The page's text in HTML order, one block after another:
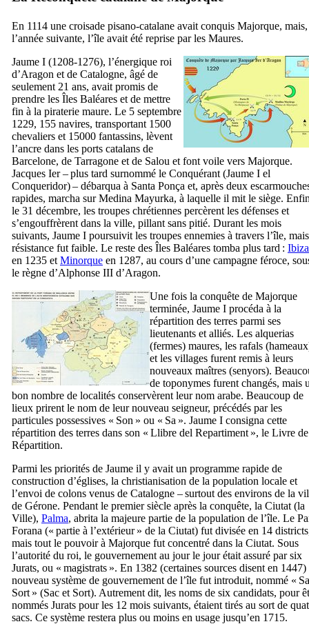
En 1114 une croisade pisano-catalane avait conquis Majorque, mais,
l’année suivante, l’île avait été reprise par les Maures.
Jaume I (1208-1276), l’énergique roi
d’Aragon et de Catalogne, âgé de
seulement 21 ans, avait promis de
prendre les Îles Baléares et de mettre
fin à la piraterie maure. Le 5 septembre
1229, 155 navires, transportant 1500
chevaliers et 15000 fantassins, lèvent
l’ancre dans les ports catalans de
Barcelone, de Tarragone et de Salou et font voile vers Majorque.
Jacques Ier– plus tard surnommé le Conquérant (Jaume I el
Conqueridor) – débarqua à Santa Ponça et, après deux
rapides, marcha surMedina Mayurka, à laquelle il mit le siège.
le 31 décembre, les troupes chrétiennes percèrent les défenses et
s’engouffrèrent dans la ville, pillant sans pitié. Durant les mois
suivants, Jaume I poursuivit les troupes ennemies à travers l’île,
résistance fut faible. Le reste des Îles Baléares tomba plus tard : Ibiza
en 1235 et Minorque en 1287, au cours d’une campagne féroce,
le règne d’Alphonse III d’Aragon.
Une fois la conquête de Majorque
terminée, Jaume I procéda à la
répartition des terres parmi ses
lieutenants et alliés. Les alquerias
(fermes) maures, les rafals
et les villages furent remis à leurs
nouveaux maîtres (senyors).
de toponymes furent changés, mais
bon nombre de localités conservèrent leur nom arabe. Beaucoup de
lieux prirent le nom de leur nouveau seigneur, précédés par les
particules possessives « Son » ou « Sa ». Jaume I consigna cette
répartition des terres dans son « Llibre del Repartiment », le Livre
Répartition.
Parmi les priorités de Jaume il y avait un programme rapide de
construction d’églises, la christianisation de la population locale et
l’envoi de colons venus de Catalogne – surtout des environs de la
de Gérone. Pendant le premier siècle après la conquête, la Ciutat (la
Ville), Palma, abrita la majeure partie de la population de l’île. Le
Forana (« partie à l’extérieur » de la Ciutat) fut divisée en 14
mais tout le pouvoir à Majorque fut concentré dans la Ciutat. Sous
l’autorité du roi, le gouvernement au jour le jour était assuré par six
Jurats, ou « magistrats ». En 1382 (certaines sources disent en 1447)
nouveau système de gouvernement de l’île fut introduit, nommé «
Sort » (Sac et Sort). Autrement dit, les noms de six candidats, pour
nommés Jurats pour les 12 mois suivants, étaient tirés au sort de
sacs. Ce système restera plus ou moins en usage jusqu’en 1715.